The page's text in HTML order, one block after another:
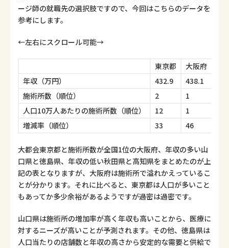
ージ師の就職先の選択肢ですので、今回はこちらのデータを
参考にします。
←左右にスクロール可能→
東京都 大阪府
年収（万円）
432.9 438.1
施術所数（順位）
2 1
人口10万人あたりの施術所数（順位）
12 1
増減率（順位）
33 46
大都会東京都と施術所数が全国1位の大阪府、年収の多い山
口県と徳島県、年収の低い秋田県と高知県をまとめたのが上
記の表となりますが、大阪府は施術所で溢れかえっているこ
とが分かります。それに比べると、東京都は人口が多いこと
もあってか多少余裕があるようですが過密は過密です。
山口県は施術所の増加率が高く年収も高いことから、医療に
対するニーズが高いことが予測されます。その他、徳島県は
人口当たりの店舗数と年収の高さから安定的な需要と供給で